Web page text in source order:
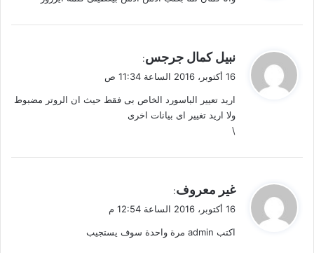
ي
ق
ل
نبيل كمال جرجس:
16 أكتوبر، 2016 الساعة 11:34 ص
اريد تعيير الباسورد الخاص بى فقط حيث ان الروتر مضبوط
ولا اريد تغيير اى بيانات اخرى
\
ي
ق
ل
غير معروف:
16 أكتوبر، 2016 الساعة 12:54 م
اكتب admin مرة واحدة سوف يستجيب